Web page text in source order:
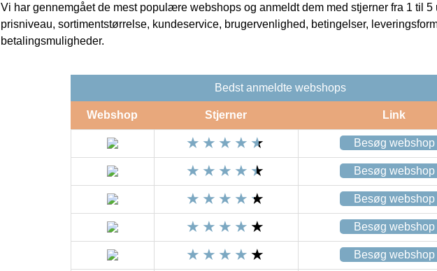
Vi har gennemgået de mest populære webshops og anmeldt dem med stjerner fra 1 til 5
prisniveau, sortimentstørrelse, kundeservice, brugervenlighed, betingelser,
betalingsmuligheder.
Bedst anmeldte webshops
Webshop Stjerner Link
Besøg webshop
Besøg webshop
Besøg webshop
Besøg webshop
Besøg webshop